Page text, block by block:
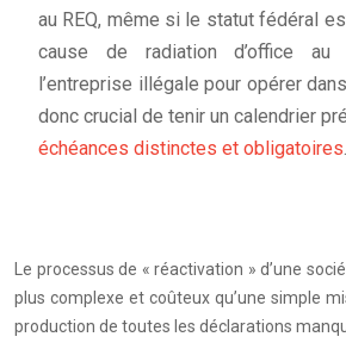
au REQ, même si le statut fédéral
cause de radiation d’office au
l’entreprise illégale pour opérer
donc crucial de tenir un calendrier
échéances distinctes et obligatoires.
Le processus de « réactivation » d’une
plus complexe et coûteux qu’une simple
production de toutes les déclarations